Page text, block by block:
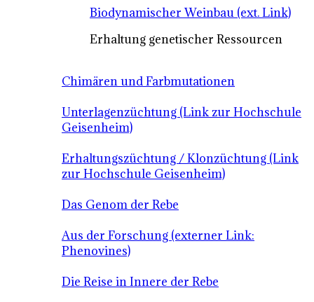
Biodynamischer Weinbau (ext. Link)
Erhaltung genetischer Ressourcen
Chimären und Farbmutationen
Unterlagenzüchtung (Link zur Hochschule
Geisenheim)
Erhaltungszüchtung / Klonzüchtung (Link
zur Hochschule Geisenheim)
Das Genom der Rebe
Aus der Forschung (externer Link:
Phenovines)
Die Reise in Innere der Rebe